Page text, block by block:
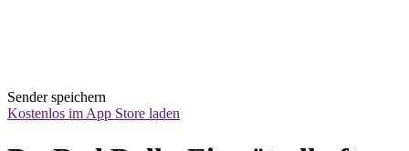
Sender speichern
Kostenlos im App Store laden